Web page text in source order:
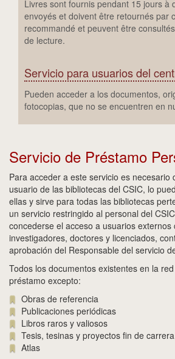
Livres sont fournis pendant 15 jours à
envoyés et doivent être retournés par
recommandé et peuvent être
de lecture.
Servicio para usuarios del
Pueden acceder a los documentos,
fotocopias, que no se encuentren en
Servicio de Préstamo
Para acceder a este servicio es necesario
usuario de las bibliotecas del CSIC, lo
ellas y sirve para todas las bibliotecas
un servicio restringido al personal del
concederse el acceso a usuarios externos
investigadores, doctores y licenciados,
aprobación del Responsable del servicio
Todos los documentos existentes en la
préstamo excepto:
Obras de referencia
Publicaciones periódicas
Libros raros y valiosos
Tesis, tesinas y proyectos fin de
Atlas